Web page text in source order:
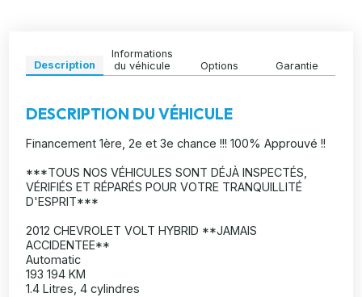
Description
Informations
du véhicule
Options Garantie
DESCRIPTION DU VÉHICULE
Financement 1ère, 2e et 3e chance !!! 100% Approuvé !!
***TOUS NOS VÉHICULES SONT DÉJÀ INSPECTÉS,
VÉRIFIÉS ET RÉPARÉS POUR VOTRE TRANQUILLITÉ
D'ESPRIT***
2012 CHEVROLET VOLT HYBRID **JAMAIS
ACCIDENTEE**
Automatic
193 194 KM
1.4 Litres, 4 cylindres